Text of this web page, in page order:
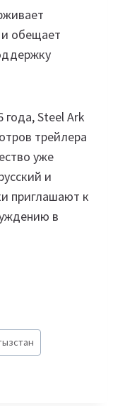
и обещает
года, Steel Ark
трейлера
уже
и
приглашают к
в